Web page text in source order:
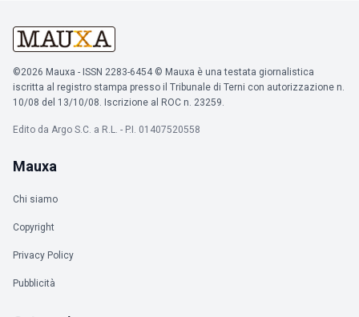
©2026 Mauxa - ISSN 2283-6454 © Mauxa è una testata giornalistica
iscritta al registro stampa presso il Tribunale di Terni con autorizzazione n.
10/08 del 13/10/08. Iscrizione al ROC n. 23259.
Edito da Argo S.C. a R.L. - P.I. 01407520558
Mauxa
Chi siamo
Copyright
Privacy Policy
Pubblicità